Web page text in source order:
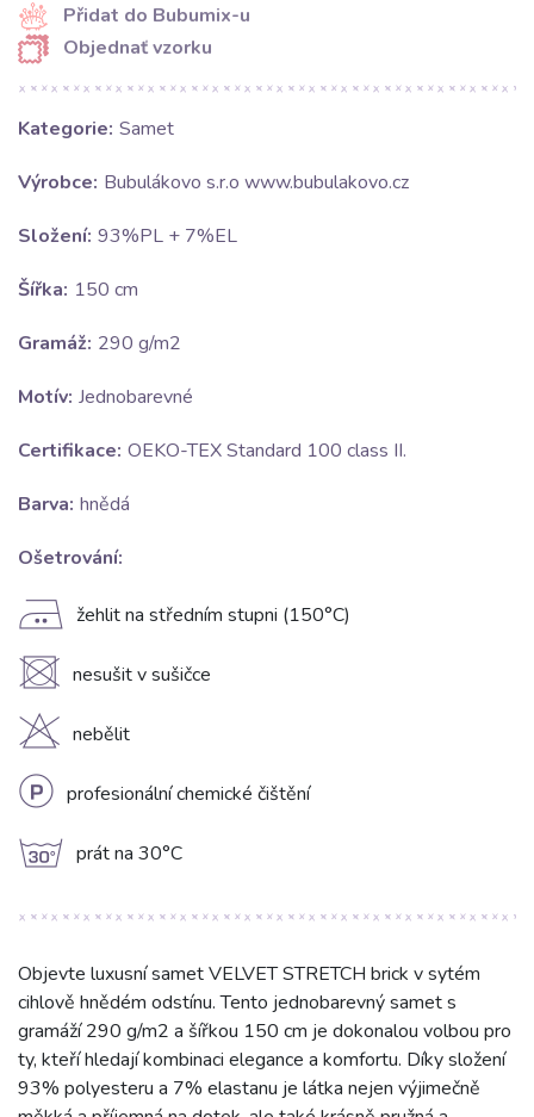
Přidat do Bubumix-u
Objednať vzorku
Kategorie: Samet
Výrobce: Bubulákovo s.r.o www.bubulakovo.cz
Složení: 93%PL + 7%EL
Šířka: 150 cm
Gramáž: 290 g/m2
Motív: Jednobarevné
Certifikace: OEKO-TEX Standard 100 class II.
Barva: hnědá
Ošetrování:
E žehlit na středním stupni (150°C)
U nesušit v sušičce
H nebělit
L profesionální chemické čištění
g prát na 30°C
Objevte luxusní samet VELVET STRETCH brick v sytém
cihlově hnědém odstínu. Tento jednobarevný samet s
gramáží 290 g/m2 a šířkou 150 cm je dokonalou volbou pro
ty, kteří hledají kombinaci elegance a komfortu. Díky složení
93% polyesteru a 7% elastanu je látka nejen výjimečně